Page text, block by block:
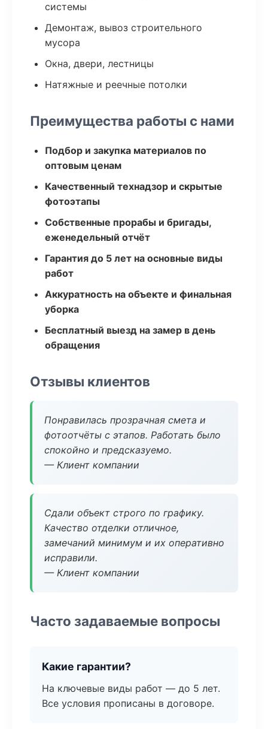
системы
Демонтаж, вывоз строительного
мусора
Окна, двери, лестницы
Натяжные и реечные потолки
Преимущества работы с нами
Подбор и закупка материалов по
оптовым ценам
Качественный технадзор и скрытые
фотоэтапы
Собственные прорабы и бригады,
еженедельный отчёт
Гарантия до 5 лет на основные виды
работ
Аккуратность на объекте и финальная
уборка
Бесплатный выезд на замер в день
обращения
Отзывы клиентов
Понравилась прозрачная смета и
фотоотчёты с этапов. Работать было
спокойно и предсказуемо.
— Клиент компании
Сдали объект строго по графику.
Качество отделки отличное,
замечаний минимум и их оперативно
исправили.
— Клиент компании
Часто задаваемые вопросы
Какие гарантии?
На ключевые виды работ — до 5 лет.
Все условия прописаны в договоре.